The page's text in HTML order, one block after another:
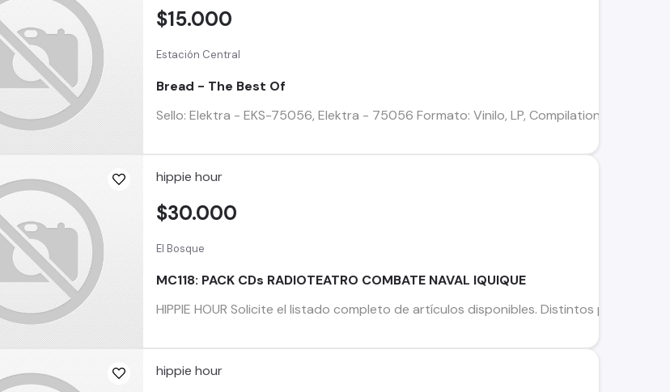
Estación Central
Bread - The Best Of
Sello: Elektra - EKS-75056, Elektra - 75056 Formato: Vinilo, LP, Compilation, Stereo,
$15.000
hippie hour
El Bosque
MC118: PACK CDs RADIOTEATRO COMBATE NAVAL IQUIQUE
HIPPIE HOUR Solicite el listado completo de artículos disponibles. Distintos precios,
$30.000
hippie hour